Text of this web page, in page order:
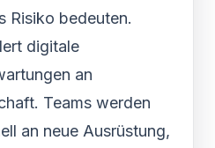
Risiko bedeuten.
digitale
an
Teams werden
an neue Ausrüstung,